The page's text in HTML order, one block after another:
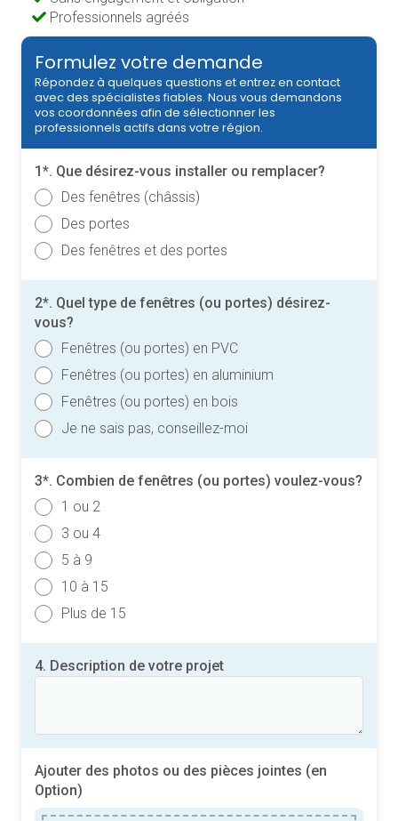
Professionnels agréés
Formulez votre demande
Répondez à quelques questions et entrez en contact
avec des spécialistes fiables. Nous vous demandons
vos coordonnées afin de sélectionner les
professionnels actifs dans votre région.
1*. Que désirez-vous installer ou remplacer?
Des fenêtres (châssis)
Des portes
Des fenêtres et des portes
2*. Quel type de fenêtres (ou portes) désirez-
vous?
Fenêtres (ou portes) en PVC
Fenêtres (ou portes) en aluminium
Fenêtres (ou portes) en bois
Je ne sais pas, conseillez-moi
3*. Combien de fenêtres (ou portes) voulez-vous?
1 ou 2
3 ou 4
5 à 9
10 à 15
Plus de 15
4. Description de votre projet
Ajouter des photos ou des pièces jointes (en
Option)